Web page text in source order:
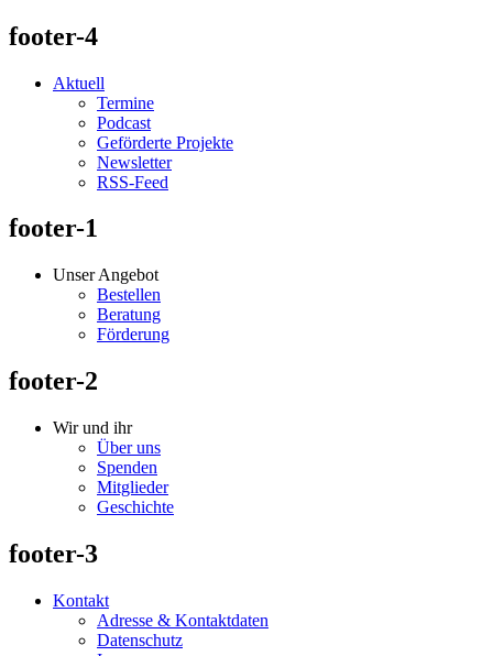
footer-4
Aktuell
Termine
Podcast
Geförderte Projekte
Newsletter
RSS-Feed
footer-1
Unser Angebot
Bestellen
Beratung
Förderung
footer-2
Wir und ihr
Über uns
Spenden
Mitglieder
Geschichte
footer-3
Kontakt
Adresse & Kontaktdaten
Datenschutz